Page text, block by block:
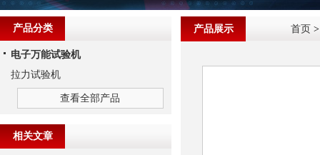
产品展示 首页
产品分类
电子万能试验机
拉力试验机
查看全部产品
相关文章